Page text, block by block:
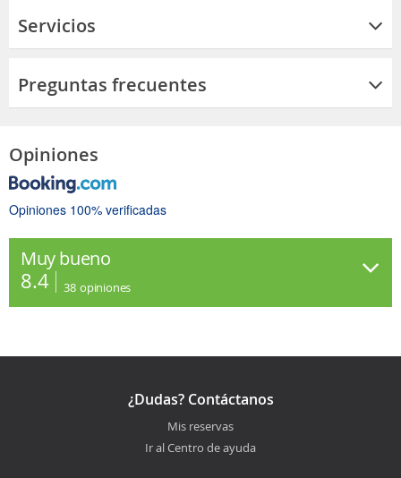
Servicios
Preguntas frecuentes
Opiniones
Opiniones 100% verificadas
Muy bueno
8.4 38 opiniones
¿Dudas? Contáctanos
Mis reservas
Ir al Centro de ayuda